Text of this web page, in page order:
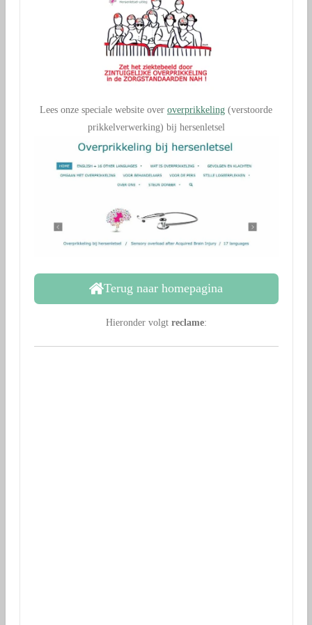
Lees onze speciale website over overprikkeling (verstoorde
prikkelverwerking) bij hersenletsel
Terug naar homepagina
Hieronder volgtreclame: